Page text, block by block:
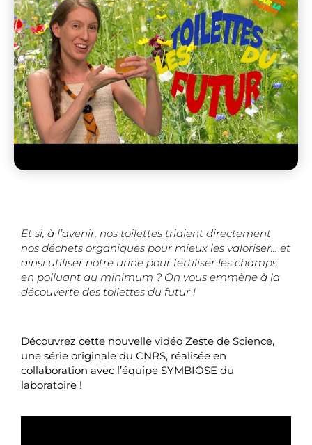
Et si, à l’avenir, nos toilettes triaient directement
nos déchets organiques pour mieux les valoriser… et
ainsi utiliser notre urine pour fertiliser les champs
en polluant au minimum ? On vous emmène à la
découverte des toilettes du futur !
Découvrez cette nouvelle vidéo Zeste de Science,
une série originale du CNRS, réalisée en
collaboration avec l’équipe SYMBIOSE du
laboratoire !